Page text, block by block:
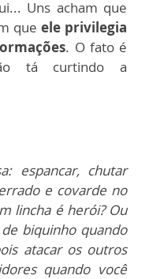
Uns acham que
que ele privilegia
. O fato é
tá curtindo a
espancar, chutar
e covarde no
lincha é herói? Ou
biquinho quando
atacar os outros
quando você